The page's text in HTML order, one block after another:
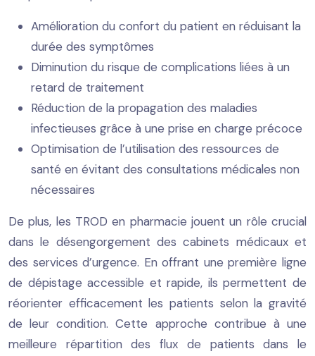
Amélioration du confort du patient en réduisant la
durée des symptômes
Diminution du risque de complications liées à un
retard de traitement
Réduction de la propagation des maladies
infectieuses grâce à une prise en charge précoce
Optimisation de l’utilisation des ressources de
santé en évitant des consultations médicales non
nécessaires
De plus, les TROD en pharmacie jouent un rôle crucial
dans le désengorgement des cabinets médicaux et
des services d’urgence. En offrant une première ligne
de dépistage accessible et rapide, ils permettent de
réorienter efficacement les patients selon la gravité
de leur condition. Cette approche contribue à une
meilleure répartition des flux de patients dans le